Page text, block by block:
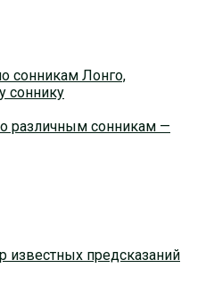
сонникам Лонго,
соннику
различным сонникам —
известных предсказаний